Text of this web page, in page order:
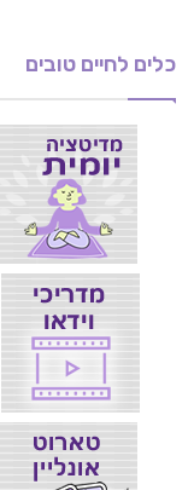
כלים לחיים טובים